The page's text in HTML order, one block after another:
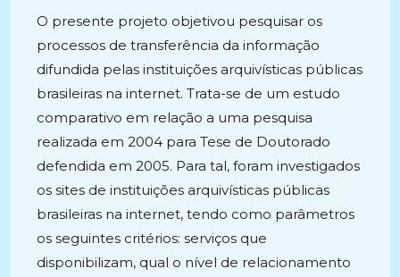
O presente projeto objetivou pesquisar os
processos de transferência da informação
difundida pelas instituições arquivísticas públicas
brasileiras na internet. Trata-se de um estudo
comparativo em relação a uma pesquisa
realizada em 2004 para Tese de Doutorado
defendida em 2005. Para tal, foram investigados
os sites de instituições arquivísticas públicas
brasileiras na internet, tendo como parâmetros
os seguintes critérios: serviços que
disponibilizam, qual o nível de relacionamento